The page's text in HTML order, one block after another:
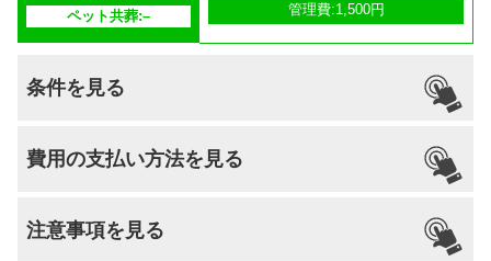
ペット共葬:–
管理費:1,500円
条件を見る
国籍 宗派
納骨
生前申込
可能
費用の支払い方法を見る
注意事項を見る